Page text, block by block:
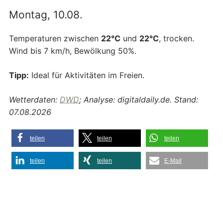
Montag, 10.08.
Temperaturen zwischen 22°C und 22°C, trocken.
Wind bis 7 km/h, Bewölkung 50%.
Tipp: Ideal für Aktivitäten im Freien.
Wetterdaten: DWD; Analyse: digitaldaily.de. Stand:
07.08.2026
teilen teilen teilen
teilen teilen E-Mail